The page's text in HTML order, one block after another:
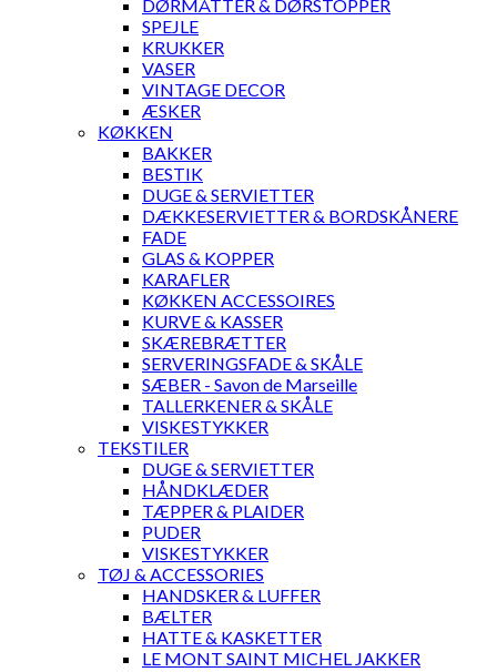
DØRMÅTTER & DØRSTOPPER
SPEJLE
KRUKKER
VASER
VINTAGE DECOR
ÆSKER
KØKKEN
BAKKER
BESTIK
DUGE & SERVIETTER
DÆKKESERVIETTER & BORDSKÅNERE
FADE
GLAS & KOPPER
KARAFLER
KØKKEN ACCESSOIRES
KURVE & KASSER
SKÆREBRÆTTER
SERVERINGSFADE & SKÅLE
SÆBER - Savon de Marseille
TALLERKENER & SKÅLE
VISKESTYKKER
TEKSTILER
DUGE & SERVIETTER
HÅNDKLÆDER
TÆPPER & PLAIDER
PUDER
VISKESTYKKER
TØJ & ACCESSORIES
HANDSKER & LUFFER
BÆLTER
HATTE & KASKETTER
LE MONT SAINT MICHEL JAKKER